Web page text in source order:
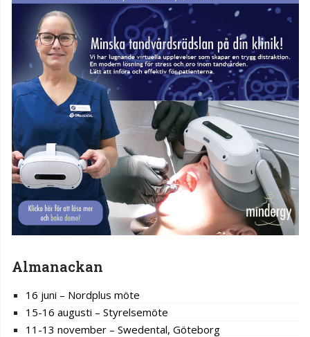
Almanackan
16 juni – Nordplus möte
15-16 augusti – Styrelsemöte
11-13 november – Swedental, Göteborg